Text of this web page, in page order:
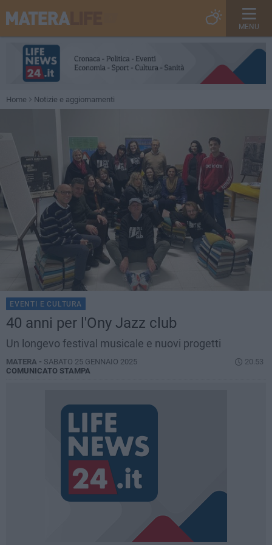
MENU
Home Notizie e aggiornamenti
EVENTI E CULTURA
40 anni per l'Ony Jazz club
Un longevo festival musicale e nuovi progetti
MATERA - SABATO 25 GENNAIO 2025
20.53
COMUNICATO STAMPA